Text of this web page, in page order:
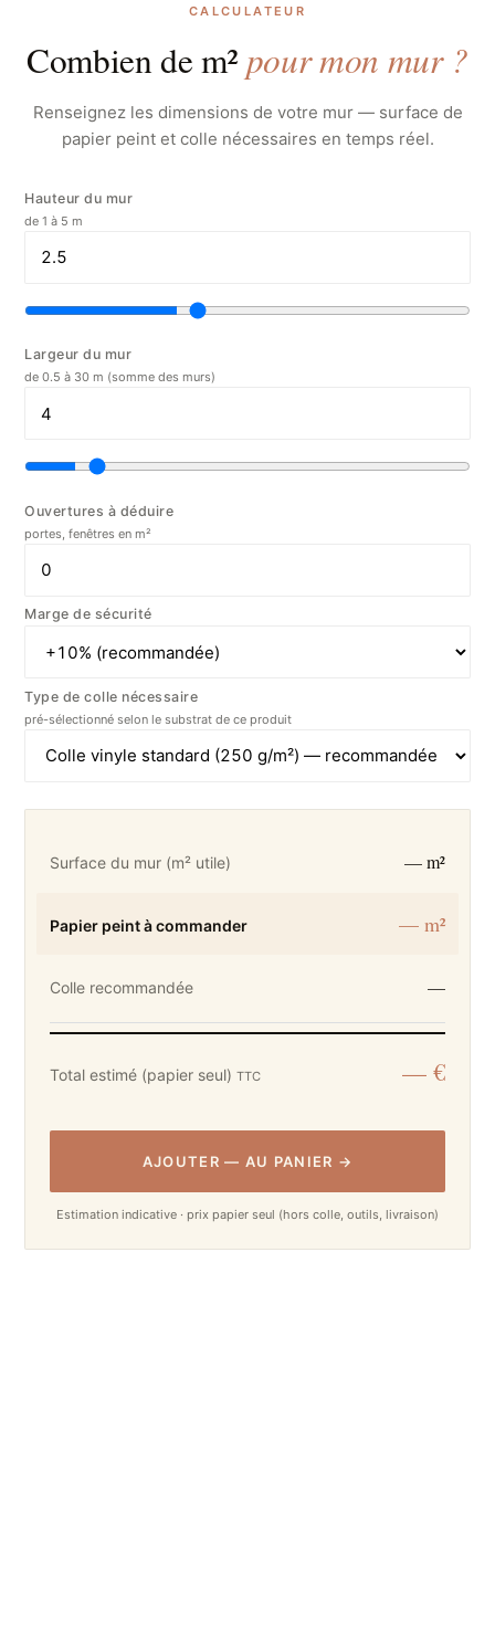
CALCULATEUR
Combien de m²pour mon mur ?
Renseignez les dimensions de votre mur — surface de
papier peint et colle nécessaires en temps réel.
Hauteur du mur
de 1 à 5 m
Largeur du mur
de 0.5 à 30 m (somme des murs)
Ouvertures à déduire
portes, fenêtres en m²
Marge de sécurité
Type de colle nécessaire
pré-sélectionné selon le substrat de ce produit
Surface du mur (m² utile) — m²
Papier peint à commander — m²
Colle recommandée —
Total estimé (papier seul)TTC — €
AJOUTER— AU PANIER →
Estimation indicative · prix papier seul (hors colle, outils, livraison)